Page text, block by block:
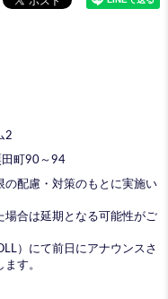
2
町90～94
配慮・対策のもとに実施い
場合は延期となる可能性がご
）にて前日にアナウンスさ
す。